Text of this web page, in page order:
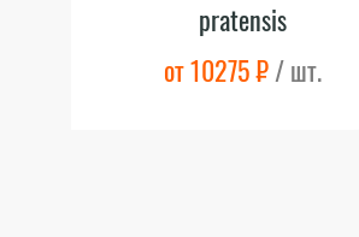
pratensis
от 10275 ₽/ шт.